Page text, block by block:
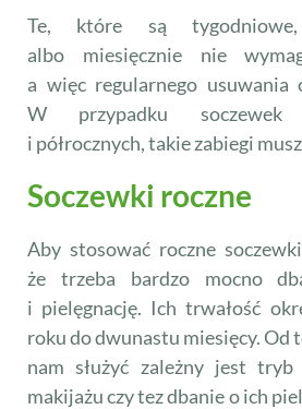
Te, które są tygodniowe,
albo miesięcznie nie
a więc regularnego usuwania
W przypadku soczewek
i półrocznych, takie zabiegi
Soczewki roczne
Aby stosować roczne
że trzeba bardzo mocno
i pielęgnację. Ich trwałość
roku do dwunastu miesięcy. Od
nam służyć zależny jest tryb
makijażu czy tez dbanie o ich